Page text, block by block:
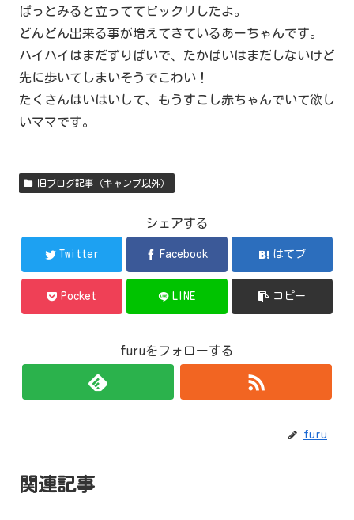
ぱっとみると立っててビックリしたよ。
どんどん出来る事が増えてきているあーちゃんです。
ハイハイはまだずりばいで、たかばいはまだしないけど
先に歩いてしまいそうでこわい！
たくさんはいはいして、もうすこし赤ちゃんでいて欲し
いママです。
旧ブログ記事（キャンプ以外）
シェアする
Twitter Facebook はてブ
Pocket LINE コピー
furuをフォローする
furu
関連記事